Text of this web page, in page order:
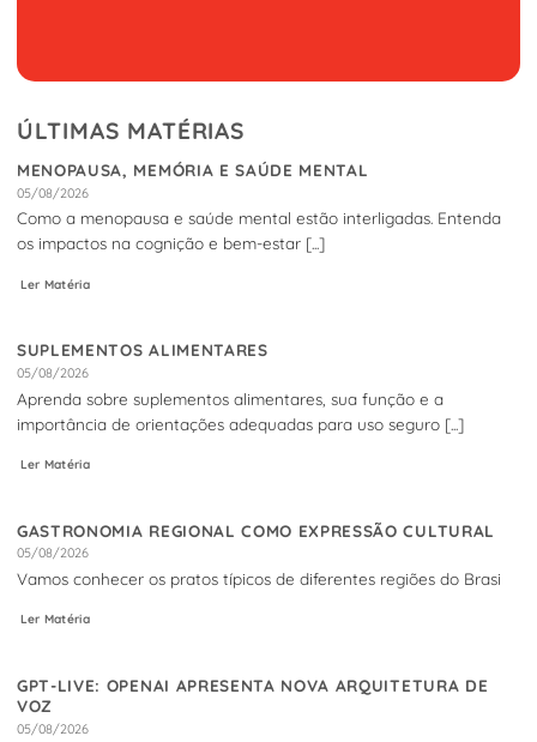
ÚLTIMAS MATÉRIAS
MENOPAUSA, MEMÓRIA E SAÚDE MENTAL
05/08/2026
Como a menopausa e saúde mental estão interligadas. Entenda
os impactos na cognição e bem-estar [...]
Ler Matéria
SUPLEMENTOS ALIMENTARES
05/08/2026
Aprenda sobre suplementos alimentares, sua função e a
importância de orientações adequadas para uso seguro [...]
Ler Matéria
GASTRONOMIA REGIONAL COMO EXPRESSÃO CULTURAL
05/08/2026
Vamos conhecer os pratos típicos de diferentes regiões do Brasi
Ler Matéria
GPT-LIVE: OPENAI APRESENTA NOVA ARQUITETURA DE
VOZ
05/08/2026